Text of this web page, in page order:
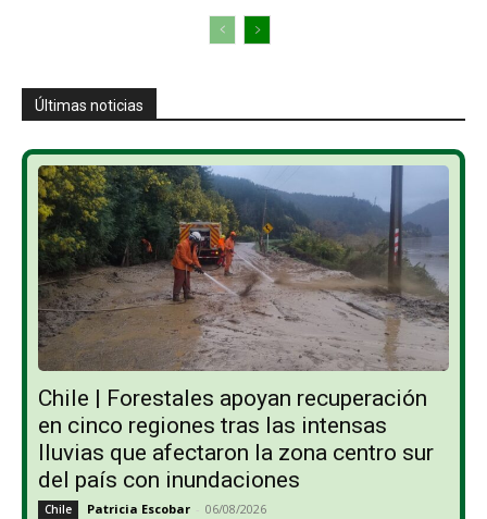
Últimas noticias
Chile | Forestales apoyan recuperación
en cinco regiones tras las intensas
lluvias que afectaron la zona centro sur
del país con inundaciones
Chile Patricia Escobar - 06/08/2026